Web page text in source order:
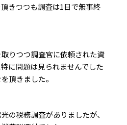
きつつも調査は1日で無事終
りつつ調査官に依頼された資
に問題は見られませんでした
頂きました。
の税務調査がありましたが、